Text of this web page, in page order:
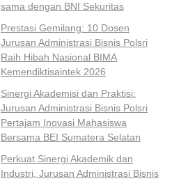
sama dengan BNI Sekuritas
Prestasi Gemilang: 10 Dosen
Jurusan Administrasi Bisnis Polsri
Raih Hibah Nasional BIMA
Kemendiktisaintek 2026
Sinergi Akademisi dan Praktisi:
Jurusan Administrasi Bisnis Polsri
Pertajam Inovasi Mahasiswa
Bersama BEI Sumatera Selatan
Perkuat Sinergi Akademik dan
Industri, Jurusan Administrasi Bisnis